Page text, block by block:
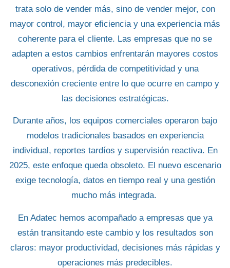
trata solo de vender más, sino de vender mejor, con
mayor control, mayor eficiencia y una experiencia más
coherente para el cliente. Las empresas que no se
adapten a estos cambios enfrentarán mayores costos
operativos, pérdida de competitividad y una
desconexión creciente entre lo que ocurre en campo y
las decisiones estratégicas.
Durante años, los equipos comerciales operaron bajo
modelos tradicionales basados en experiencia
individual, reportes tardíos y supervisión reactiva. En
2025, este enfoque queda obsoleto. El nuevo escenario
exige tecnología, datos en tiempo real y una gestión
mucho más integrada.
En Adatec hemos acompañado a empresas que ya
están transitando este cambio y los resultados son
claros: mayor productividad, decisiones más rápidas y
operaciones más predecibles.